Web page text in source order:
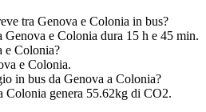
tra Genova e Colonia in bus?
e Colonia dura 15 h e 45 min.
e Colonia?
e Colonia.
in bus da Genova a Colonia?
Colonia genera 55.62kg di CO2.